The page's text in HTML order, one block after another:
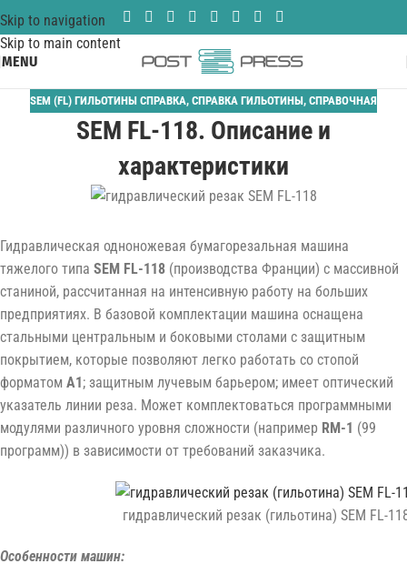
Skip to navigation
Skip to main content
MENU
SEM (FL) ГИЛЬОТИНЫ СПРАВКА, СПРАВКА ГИЛЬОТИНЫ, СПРАВОЧНАЯ
SEM FL-118. Описание и
характеристики
Гидравлическая одноножевая бумагорезальная машина
тяжелого типа SEM FL-118 (производства Франции) с массивной
станиной, рассчитанная на интенсивную работу на больших
предприятиях. В базовой комплектации машина оснащена
стальными центральным и боковыми столами с защитным
покрытием, которые позволяют легко работать со стопой
форматом A1; защитным лучевым барьером; имеет оптический
указатель линии реза. Может комплектоваться программными
модулями различного уровня сложности (например RM-1 (99
программ)) в зависимости от требований заказчика.
гидравлический резак (гильотина) SEM FL-
Особенности машин: